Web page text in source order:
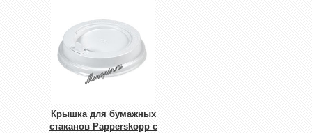
Крышка для бумажных
стаканов Papperskopp с